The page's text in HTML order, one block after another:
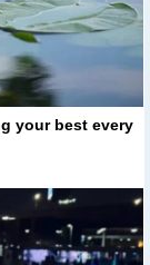
your best every